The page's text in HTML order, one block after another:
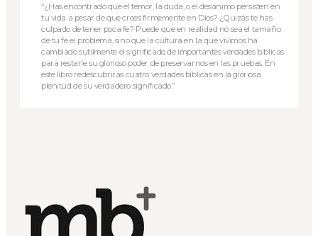
“¿Has encontrado que el temor, la duda, o el desánimo persisten en
tu vida a pesar de que crees firmemente en Dios? ¿Quizás te has
culpado de tener poca fe? Puede que en realidad no sea el tamaño
de tu fe el problema, sino que la cultura en la que vivimos ha
cambiado sutilmente el significado de importantes verdades bíblicas
para restarle su glorioso poder de preservarnos en las pruebas. En
este libro redescubrirás cuatro verdades bíblicas en la gloriosa
plenitud de su verdadero significado.”